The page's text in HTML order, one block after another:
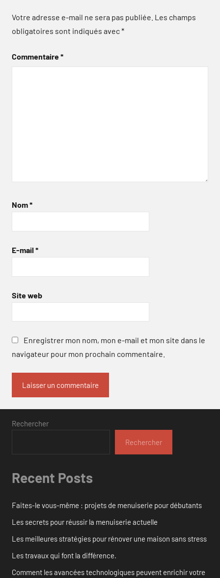
Votre adresse e-mail ne sera pas publiée. Les champs
obligatoires sont indiqués avec*
Commentaire*
Nom*
E-mail *
Site web
Enregistrer mon nom, mon e-mail et mon site dans le
navigateur pour mon prochain commentaire.
Rechercher
Rechercher
Recent Posts
Faites-le vous-même : projets de menuiserie pour débutants
Les secrets pour réussir la menuiserie actuelle
Les meilleures stratégies pour rénover une maison sans stress
Les travaux qui font la différence.
Comment les avancées technologiques peuvent enrichir votre